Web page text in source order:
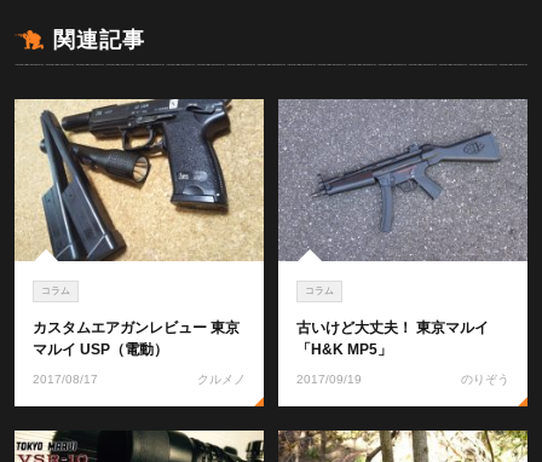
関連記事
コラム
カスタムエアガンレビュー 東京
マルイ USP（電動）
2017/08/17 クルメノ
コラム
古いけど大丈夫！ 東京マルイ
「H&K MP5」
2017/09/19 のりぞう